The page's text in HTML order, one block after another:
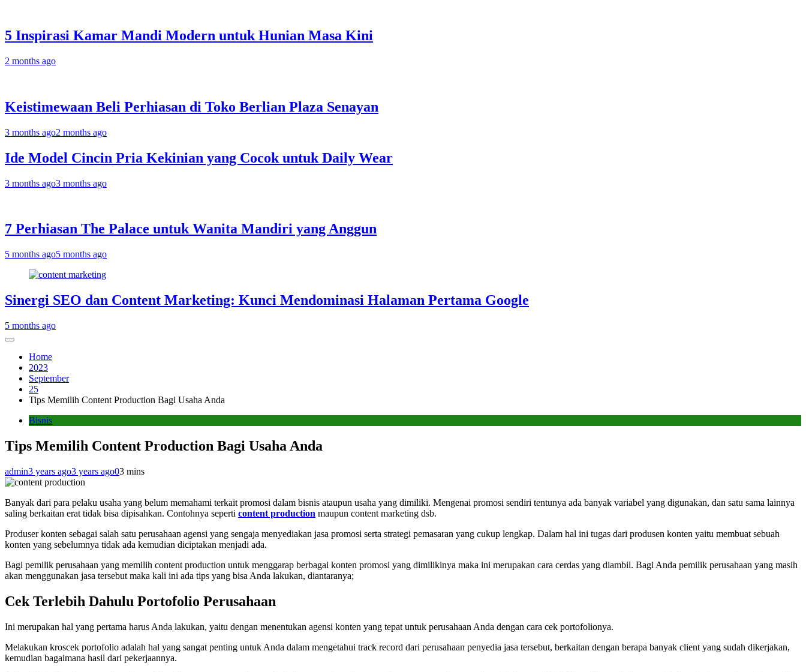
5 Inspirasi Kamar Mandi Modern untuk Hunian Masa Kini
2 months ago
Keistimewaan Beli Perhiasan di Toko Berlian Plaza Senayan
3 months ago2 months ago
Ide Model Cincin Pria Kekinian yang Cocok untuk Daily Wear
3 months ago3 months ago
7 Perhiasan The Palace untuk Wanita Mandiri yang Anggun
5 months ago5 months ago
Sinergi SEO dan Content Marketing: Kunci Mendominasi Halaman Pertama Google
5 months ago
Home
2023
September
25
Tips Memilih Content Production Bagi Usaha Anda
Bisnis
Tips Memilih Content Production Bagi Usaha Anda
admin3 years ago3 years ago03 mins
Banyak dari para pelaku usaha yang belum memahami terkait promosi dalam bisnis ataupun usaha yang dimiliki. Mengenai promosi sendiri tentunya ada banyak variabel yang digunakan, dan satu sama lainnya
saling berkaitan erat tidak bisa dipisahkan. Contohnya seperti content production maupun content marketing dsb.
Produser konten sebagai salah satu perusahaan agensi yang sengaja menyediakan jasa promosi serta strategi pemasaran yang cukup lengkap. Dalam hal ini tugas dari produsen konten yaitu membuat sebuah
konten yang sebelumnya tidak ada kemudian diciptakan menjadi ada.
Bagi pemilik perusahaan yang memilih content production untuk menggarap berbagai konten promosi yang dimilikinya maka ini merupakan cara cerdas yang diambil. Bagi Anda pemilik perusahaan yang masih
akan menggunakan jasa tersebut maka kali ini ada tips yang bisa Anda lakukan, diantaranya;
Cek Terlebih Dahulu Portofolio Perusahaan
Ini merupakan hal yang pertama harus Anda lakukan, yaitu dengan menentukan agensi konten yang tepat untuk perusahaan Anda dengan cara cek portofolionya.
Melakukan kroscek portofolio adalah hal yang sangat penting untuk Anda dalam mengetahui track record dari perusahaan penyedia jasa tersebut, berkaitan dengan berapa banyak client yang sudah dikerjakan,
kemudian bagaimana hasil dari pekerjaannya.